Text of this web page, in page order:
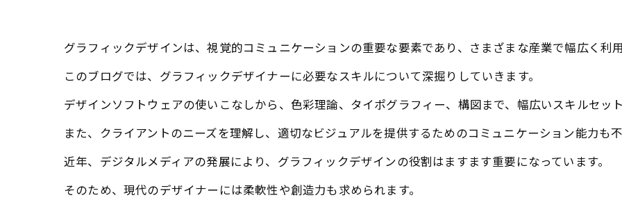
グラフィックデザインは、視覚的コミュニケーションの重要な要素であり、さまざまな産業で幅広く利
このブログでは、グラフィックデザイナーに必要なスキルについて深掘りしていきます。
デザインソフトウェアの使いこなしから、色彩理論、タイポグラフィー、構図まで、幅広いスキルセッ
また、クライアントのニーズを理解し、適切なビジュアルを提供するためのコミュニケーション能力も不
近年、デジタルメディアの発展により、グラフィックデザインの役割はますます重要になっています。
そのため、現代のデザイナーには柔軟性や創造力も求められます。